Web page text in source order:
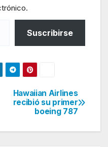
Suscribirse
Hawaiian Airlines
recibió su primer
boeing 787